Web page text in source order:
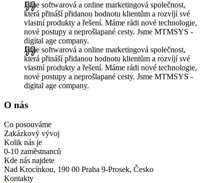
Jsme softwarová a online marketingová společnost,
která přináší přidanou hodnotu klientům a rozvíjí své
vlastní produkty a řešení. Máme rádi nové technologie,
nové postupy a neprošlapané cesty. Jsme MTMSYS -
digital age company.
Jsme softwarová a online marketingová společnost,
která přináší přidanou hodnotu klientům a rozvíjí své
vlastní produkty a řešení. Máme rádi nové technologie,
nové postupy a neprošlapané cesty. Jsme MTMSYS -
digital age company.
O nás
Co posouváme
Zakázkový vývoj
Kolik nás je
0-10 zaměstnanců
Kde nás najdete
Nad Krocínkou, 190 00 Praha 9-Prosek, Česko
Kontakty